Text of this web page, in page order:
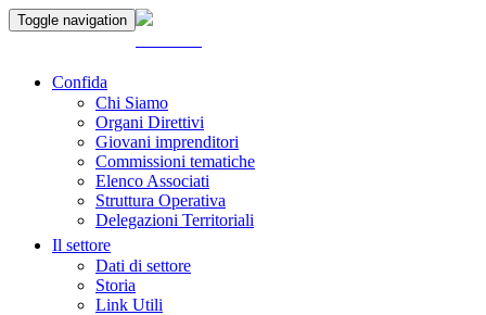
Toggle navigation
Confida
Chi Siamo
Organi Direttivi
Giovani imprenditori
Commissioni tematiche
Elenco Associati
Struttura Operativa
Delegazioni Territoriali
Il settore
Dati di settore
Storia
Link Utili